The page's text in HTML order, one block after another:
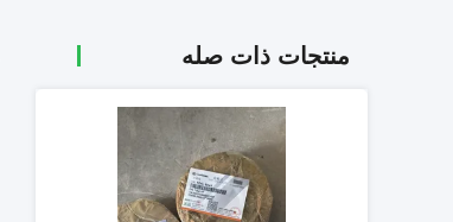
منتجات ذات صله